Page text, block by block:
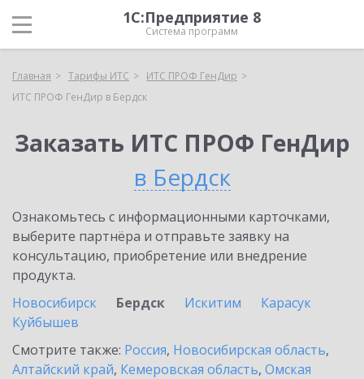
1С:Предприятие 8
Система программ
Главная Тарифы ИТС
ИТС ПРОФ ГенДир
ИТС ПРОФ ГенДир в Бердск
Заказать ИТС ПРОФ ГенДир
в Бердск
Ознакомьтесь с информационными карточками,
выберите партнёра и отправьте заявку на
консультацию, приобретение или внедрение
продукта.
Новосибирск
Бердск Искитим
Карасук
Куйбышев
Смотрите также: Россия, Новосибирская область,
Алтайский край, Кемеровская область, Омская